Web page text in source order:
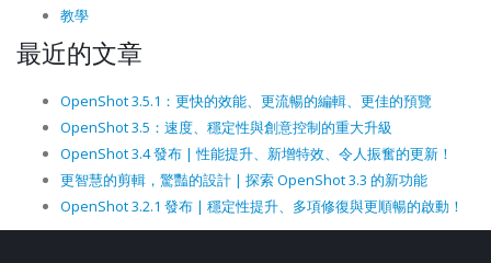
教學
最近的文章
OpenShot 3.5.1：更快的效能、更流暢的編輯、更佳的預覽
OpenShot 3.5：速度、穩定性與創意控制的重大升級
OpenShot 3.4 發布 | 性能提升、新增特效、令人振奮的更新！
更智慧的剪輯，驚豔的設計 | 探索 OpenShot 3.3 的新功能
OpenShot 3.2.1 發布 | 穩定性提升、多項修復與更順暢的啟動！